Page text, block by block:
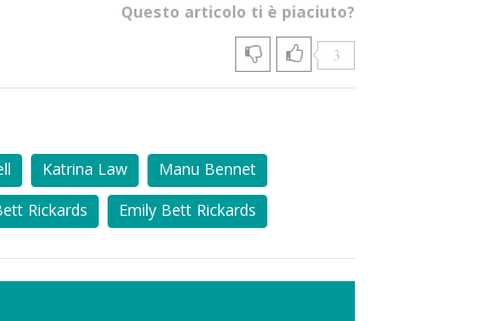
Questo articolo ti è piaciuto?
3
Katrina Law
Manu Bennet
Rickards Emily Bett Rickards